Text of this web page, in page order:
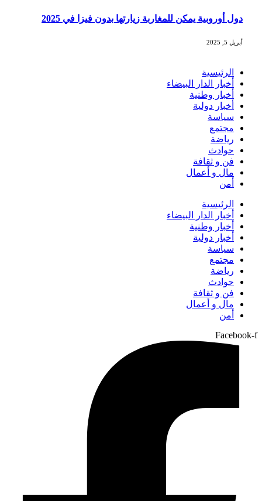
دول أوروبية يمكن للمغاربة زيارتها بدون فيزا في 2025
أبريل 5, 2025
الرئيسية
أخبار الدار البيضاء
أخبار وطنية
أخبار دولية
سياسة
مجتمع
رياضة
حوادث
فن و ثقافة
مال و أعمال
أمن
الرئيسية
أخبار الدار البيضاء
أخبار وطنية
أخبار دولية
سياسة
مجتمع
رياضة
حوادث
فن و ثقافة
مال و أعمال
أمن
Facebook-f